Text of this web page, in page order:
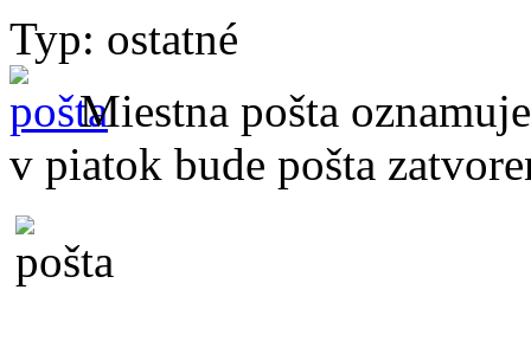
Typ: ostatné
Miestna pošta
v piatok bude pošta